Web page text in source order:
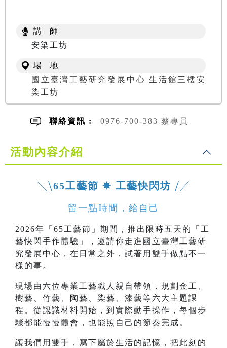
講 師
安染工坊
場 地
國立臺灣工藝研究發展中心 生活館三樓安
染工坊
聯絡資訊 : 0976-700-383 蔡專員
活動內容介紹
╲⧹65工藝節 ✸ 工藝快閃坊 ⧸╱
留一點時間，給自己
2026年「65工藝節」期間，推出限時五天的「工
藝快閃手作體驗」，邀請你走進國立臺灣工藝研
究發展中心，在日常之外，試著用雙手做點不一
樣的事。
現場由六位專業工藝職人親自帶領，規劃金工、
樹藝、竹藝、陶藝、染藝、漆藝等六大主題課
程。從認識材料開始，到實際動手操作，每個步
驟都能慢慢體會，也能照自己的節奏完成。
讓我們用雙手，寫下屬於生活的記憶，把此刻的